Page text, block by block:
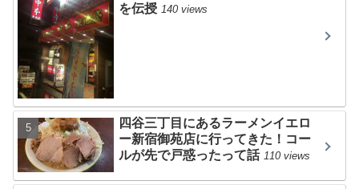
を伝授 140 views
四谷三丁目にあるラーメンイエロ
ー新宿御苑店に行ってきた！コー
ルが先で戸惑ったって話 110 views